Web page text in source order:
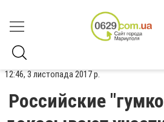
12:46, 3 листопада 2017 р.
Российские